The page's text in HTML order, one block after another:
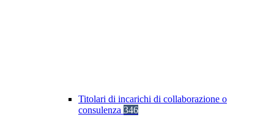
Titolari di incarichi di collaborazione o
consulenza 346